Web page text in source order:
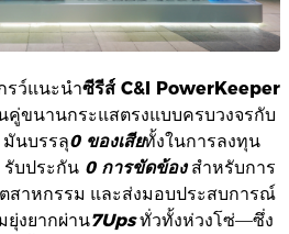
รว์แนะนำซีรีส์ C&I PowerKeeper
ขนานกระแสตรงแบบครบวงจรกับ
นบรรลุ0 ของเสียทั้งในการลงทุน
รับประกัน 0 การขัดข้องสำหรับการ
สาหกรรม และส่งมอบประสบการณ์
งยากผ่าน7Upsทั่วทั้งห่วงโซ่—ซึ่ง